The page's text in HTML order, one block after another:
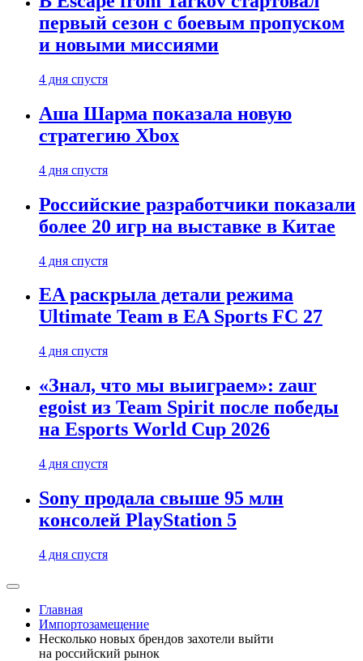
первый сезон с боевым пропуском
и новыми миссиями
4 дня спустя
Аша Шарма показала новую
стратегию Xbox
4 дня спустя
Российские разработчики показали
более 20 игр на выставке в Китае
4 дня спустя
EA раскрыла детали режима
Ultimate Team в EA Sports FC 27
4 дня спустя
«Знал, что мы выиграем»: zaur
egoist из Team Spirit после победы
на Esports World Cup 2026
4 дня спустя
Sony продала свыше 95 млн
консолей PlayStation 5
4 дня спустя
Главная
Импортозамещение
Несколько новых брендов захотели выйти
на российский рынок